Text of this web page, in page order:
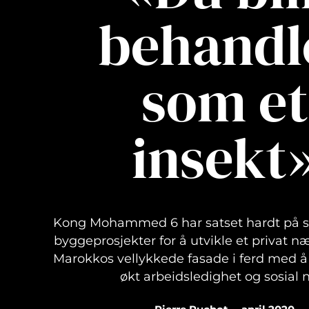
som et
Kong Mohammed 6 har satset hardt på
byggeprosjekter for å utvikle et privat
Marokkos vellykkede fasade i ferd med
økt arbeidsledighet og sosial